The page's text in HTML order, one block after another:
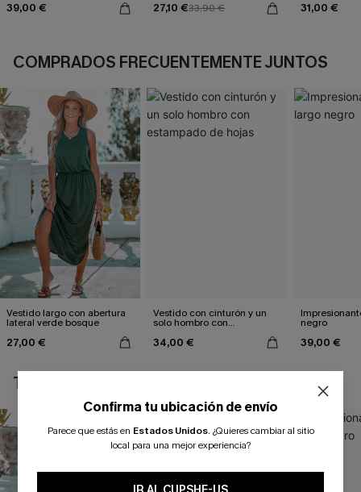
39,00 € 27,10 €33,90 € 31,00 €
COMPRADOS FRECUENTEMENTE JUNTOS
Vestido largo con abertura
lateral verde bosque
27,00 €
Vestido con cinturón y un
solo hombro con
34,00 €
negro
39,00 €
TAMBIÉN TE PUEDE GUSTAR
Confirma tu ubicación de envío
Parece que estás en Estados Unidos. ¿Quieres cambiar al sitio
local para una mejor experiencia?